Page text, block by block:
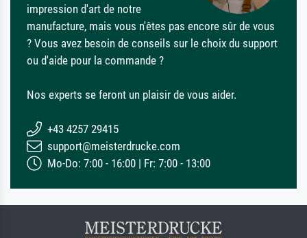
impression d'art de notre
manufacture, mais vous n'êtes pas encore sûr de vous
? Vous avez besoin de conseils sur le choix du support
ou d'aide pour la commande ?
Nos experts se feront un plaisir de vous aider.
+43 4257 29415
support@meisterdrucke.com
Mo-Do: 7:00 - 16:00 | Fr: 7:00 - 13:00